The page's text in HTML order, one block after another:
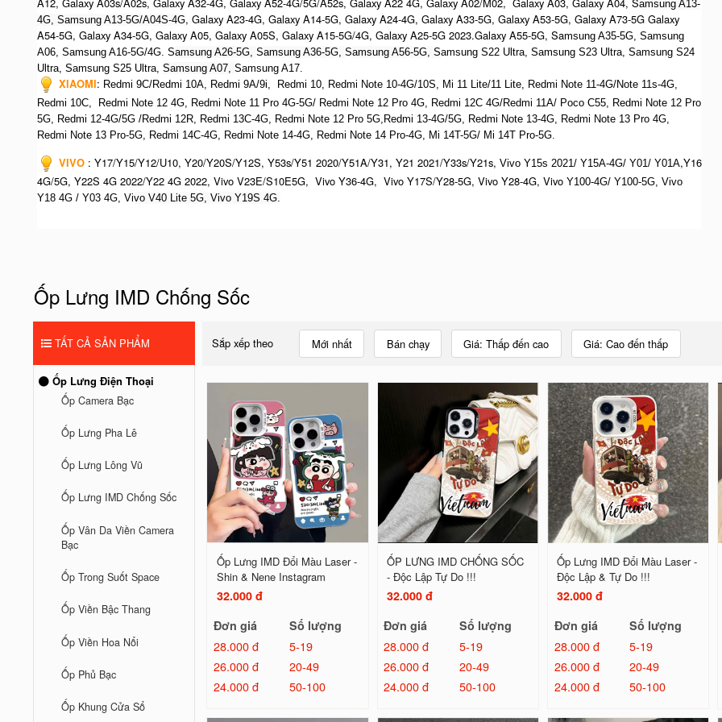
A12, Galaxy A03s/A02s, Galaxy A32-4G, Galaxy A52-4G/5G/A52s, Galaxy A22 4G, Galaxy A02/M02, Galaxy A03, Galaxy A04, Samsung A13-
4G, Samsung A13-5G/A04S-4G, Galaxy A23-4G, Galaxy A14-5G, Galaxy A24-4G, Galaxy A33-5G, Galaxy A53-5G, Galaxy A73-5G Galaxy
A54-5G, Galaxy A34-5G, Galaxy A05, Galaxy A05S, Galaxy A15-5G/4G, Galaxy A25-5G 2023.Galaxy A55-5G, Samsung A35-5G, Samsung
A06, Samsung A16-5G/4G. Samsung A26-5G, Samsung A36-5G, Samsung A56-5G, Samsung S22 Ultra, Samsung S23 Ultra, Samsung S24
Ultra, Samsung S25 Ultra, Samsung A07, Samsung A17.
XIAOMI: Redmi 9C/Redmi 10A, Redmi 9A/9i, Redmi 10, Redmi Note 10-4G/10S, Mi 11 Lite/11 Lite, Redmi Note 11-4G/Note 11s-4G,
Redmi 10C, Redmi Note 12 4G, Redmi Note 11 Pro 4G-5G/ Redmi Note 12 Pro 4G, Redmi 12C 4G/Redmi 11A/ Poco C55, Redmi Note 12 Pro
5G, Redmi 12-4G/5G /Redmi 12R, Redmi 13C-4G, Redmi Note 12 Pro 5G,Redmi 13-4G/5G, Redmi Note 13-4G, Redmi Note 13 Pro 4G,
Redmi Note 13 Pro-5G, Redmi 14C-4G, Redmi Note 14-4G, Redmi Note 14 Pro-4G, Mi 14T-5G/ Mi 14T Pro-5G.
VIVO : Y17/Y15/Y12/U10, Y20/Y20S/Y12S, Y53s/Y51 2020/Y51A/Y31, Y21 2021/Y33s/Y21s, Vivo Y15s 2021/ Y15A-4G/ Y01/ Y01A,Y16
4G/5G, Y22S 4G 2022/Y22 4G 2022, Vivo V23E/S10E5G, Vivo Y36-4G, Vivo Y17S/Y28-5G, Vivo Y28-4G, Vivo Y100-4G/ Y100-5G, Vivo
Y18 4G / Y03 4G, Vivo V40 Lite 5G, Vivo Y19S 4G.
Ốp Lưng IMD Chống Sốc
TẤT CẢ SẢN PHẨM
Ốp Lưng Điện Thoại
Ốp Camera Bạc
Ốp Lưng Pha Lê
Ốp Lưng Lông Vũ
Ốp Lưng IMD Chống Sốc
Ốp Vân Da Viền Camera
Bạc
Ốp Trong Suốt Space
Ốp Viền Bậc Thang
Ốp Viền Hoa Nổi
Ốp Phủ Bạc
Ốp Khung Cửa Sổ
Sắp xếp theo Mới nhất Bán chạy Giá: Thấp đến cao Giá: Cao đến thấp
Ốp Lưng IMD Đổi Màu Laser -
Shin & Nene Instagram
32.000 đ
Đơn giá
Số lượng
28.000 đ
5-19
26.000 đ
20-49
24.000 đ
50-100
ỐP LƯNG IMD CHỐNG SỐC
- Độc Lập Tự Do !!!
32.000 đ
Đơn giá
Số lượng
28.000 đ
5-19
26.000 đ
20-49
24.000 đ
50-100
Ốp Lưng IMD Đổi Màu Laser -
Độc Lập & Tự Do !!!
32.000 đ
Đơn giá
Số lượng
28.000 đ
5-19
26.000 đ
20-49
24.000 đ
50-100